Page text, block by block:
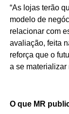
“As lojas terão
modelo de
relacionar com
avaliação, feita
reforça que o
a se materializar
O que MR